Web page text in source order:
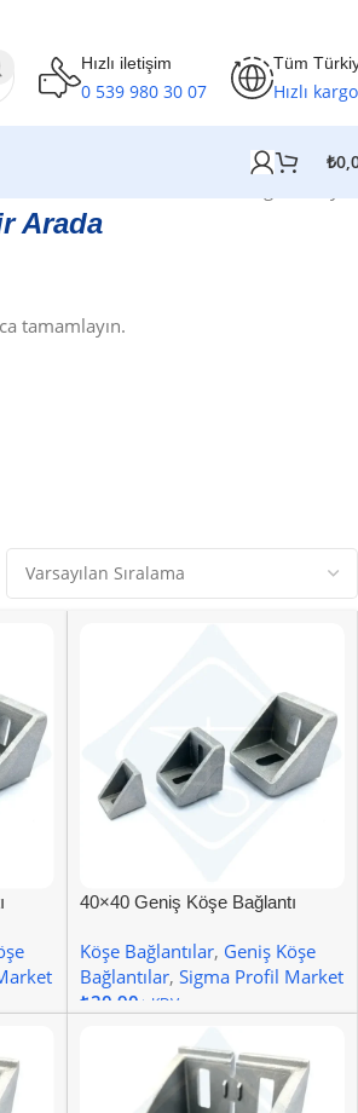
Hızlı iletişim
0 539 980 30 07
Tüm
Hızlı kargo
₺
Arada
tamamlayın.
40×40 Geniş Köşe Bağlantı
Köşe Bağlantılar, Geniş Köşe
Bağlantılar, Sigma Profil Market
₺